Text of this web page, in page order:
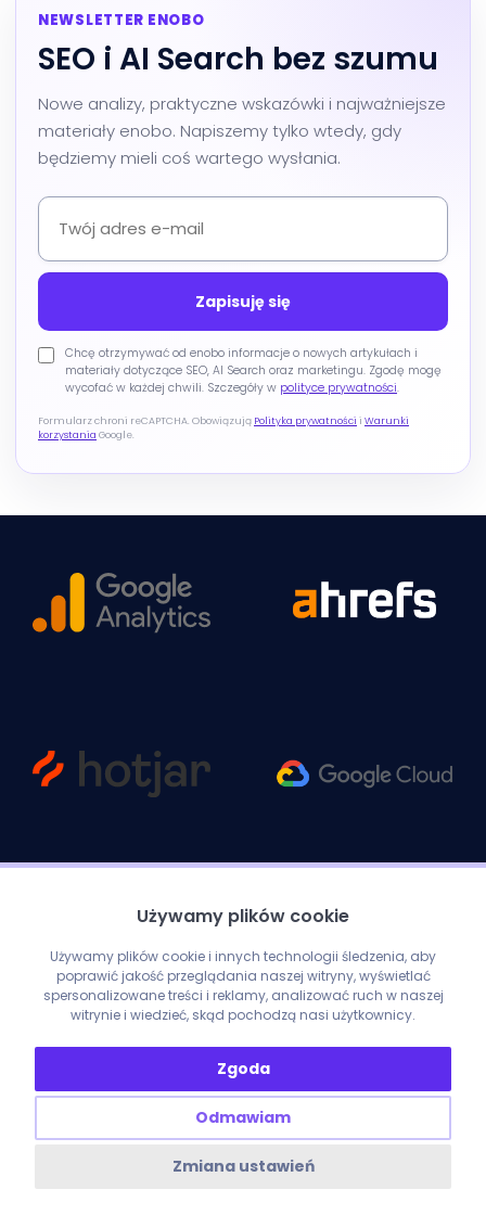
Używamy plików cookie
Używamy plików cookie i innych technologii śledzenia, aby
poprawić jakość przeglądania naszej witryny, wyświetlać
spersonalizowane treści i reklamy, analizować ruch w naszej
witrynie i wiedzieć, skąd pochodzą nasi użytkownicy.
Zgoda
Odmawiam
Zmiana ustawień
NEWSLETTER ENOBO
SEO i AI Search bez szumu
Nowe analizy, praktyczne wskazówki i najważniejsze
materiały enobo. Napiszemy tylko wtedy, gdy
będziemy mieli coś wartego wysłania.
Chcę otrzymywać od enobo informacje o nowych artykułach i
materiały dotyczące SEO, AI Search oraz marketingu. Zgodę mogę
wycofać w każdej chwili. Szczegóły w polityce prywatności.
Formularz chroni reCAPTCHA. Obowiązują Polityka prywatności i Warunki
korzystania Google.
ENOBO SP. Z O. O. ul. Nad Nielbą 39B/4, 62-100 Wągrowiec
NIP: 7662011348 REGON: 527940436